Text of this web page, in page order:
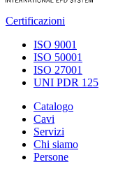
Certificazioni
ISO 9001
ISO 50001
ISO 27001
UNI PDR 125
Catalogo
Cavi
Servizi
Chi siamo
Persone